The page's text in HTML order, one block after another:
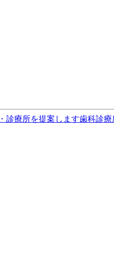
診療所を提案します歯科診療